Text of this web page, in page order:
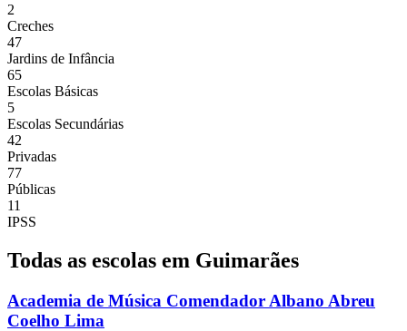
2
Creches
47
Jardins de Infância
65
Escolas Básicas
5
Escolas Secundárias
42
Privadas
77
Públicas
11
IPSS
Todas as escolas em Guimarães
Academia de Música Comendador Albano Abreu
Coelho Lima